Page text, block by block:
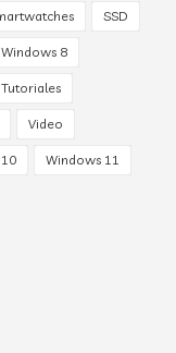
SSD
8
Tutoriales
Video
Windows 11